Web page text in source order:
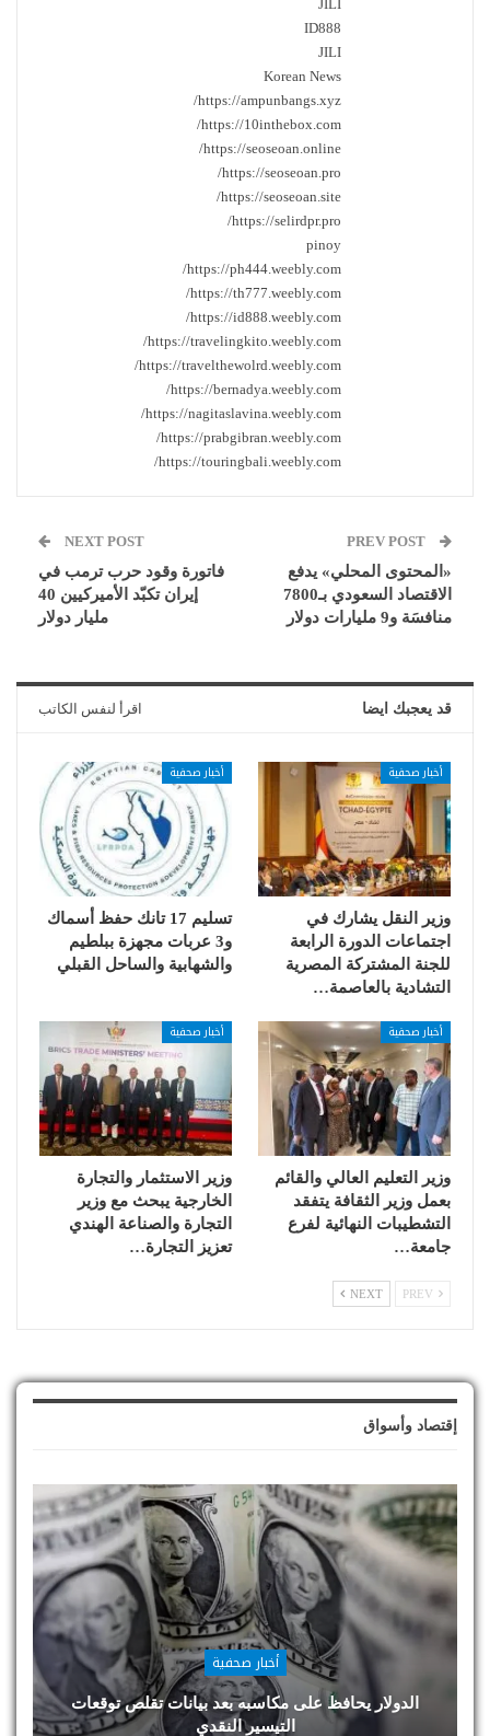
JILI
ID888
JILI
Korean News
https://ampunbangs.xyz/
https://10inthebox.com/
https://seoseoan.online/
https://seoseoan.pro/
https://seoseoan.site/
https://selirdpr.pro/
pinoy
https://ph444.weebly.com/
https://th777.weebly.com/
https://id888.weebly.com/
https://travelingkito.weebly.com/
https://travelthewolrd.weebly.com/
https://bernadya.weebly.com/
https://nagitaslavina.weebly.com/
https://prabgibran.weebly.com/
https://touringbali.weebly.com/
«المحتوى المحلي» يدفع
الاقتصاد السعودي بـ7800
منافسَة و9 مليارات دولار
NEXT POST
فاتورة وقود حرب ترمب في
إيران تكبّد الأميركيين 40
مليار دولار
قد يعجبك ايضا اقرأ لنفس الكاتب
أخبار صحفية
وزير النقل يشارك في
اجتماعات الدورة الرابعة
للجنة المشتركة المصرية
التشادية بالعاصمة…
أخبار صحفية
تسليم 17 تانك حفظ أسماك
و3 عربات مجهزة ببلطيم
والشهابية والساحل القبلي
أخبار صحفية
وزير التعليم العالي والقائم
بعمل وزير الثقافة يتفقد
التشطيبات النهائية لفرع
جامعة…
أخبار صحفية
وزير الاستثمار والتجارة
الخارجية يبحث مع وزير
التجارة والصناعة الهندي
تعزيز التجارة…
NEXT
إقتصاد وأسواق
أخبار صحفية
الدولار يحافظ على مكاسبه بعد بيانات تقلص توقعات
التيسير النقدي